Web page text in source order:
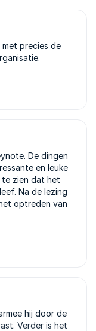
precies de
De dingen
en leuke
te zien dat het
Na de lezing
optreden van
hij door de
Verder is het